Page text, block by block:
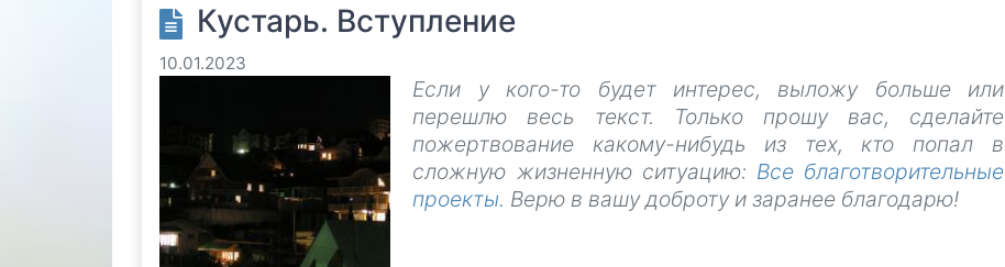
Кустарь. Вступление
10.01.2023
Если у кого-то будет интерес, выложу больше или
перешлю весь текст. Только прошу вас, сделайте
пожертвование какому-нибудь из тех, кто попал в
сложную жизненную ситуацию: Все благотворительные
проекты. Верю в вашу доброту и заранее благодарю!